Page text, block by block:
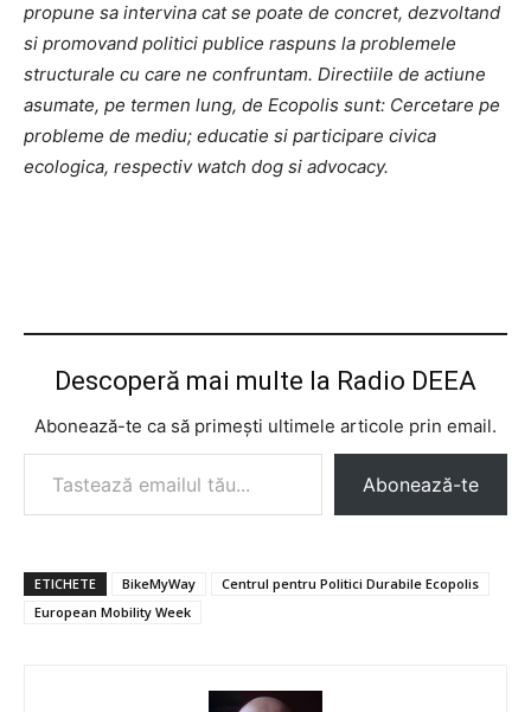
propune sa intervina cat se poate de concret, dezvoltand
si promovand politici publice raspuns la problemele
structurale cu care ne confruntam. Directiile de actiune
asumate, pe termen lung, de Ecopolis sunt: Cercetare pe
probleme de mediu; educatie si participare civica
ecologica, respectiv watch dog si advocacy.
Descoperă mai multe la Radio DEEA
Abonează-te ca să primești ultimele articole prin email.
Tastează emailul tău...
Abonează-te
ETICHETE BikeMyWay
Centrul pentru Politici Durabile Ecopolis
European Mobility Week